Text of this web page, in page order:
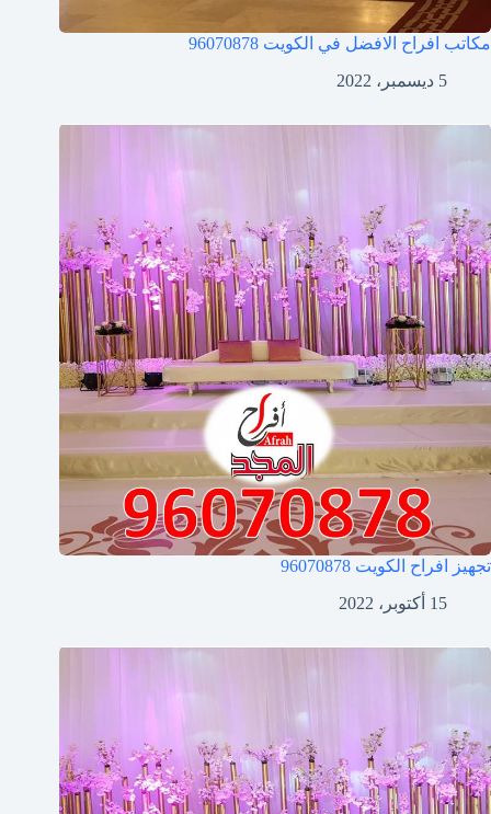
مكاتب افراح الافضل في الكويت 96070878
5 ديسمبر، 2022
تجهيز افراح الكويت 96070878
15 أكتوبر، 2022